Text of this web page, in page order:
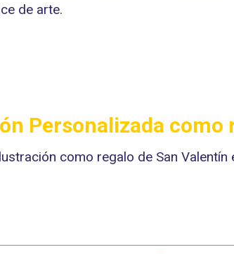
de arte.
Personalizada como
como regalo de San